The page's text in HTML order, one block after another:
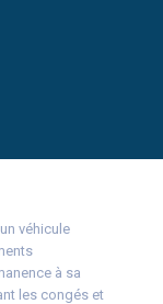
véhicule
à sa
les congés et